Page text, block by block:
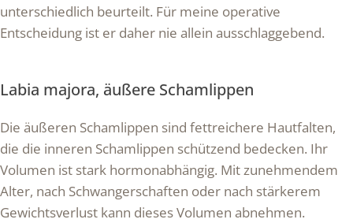
unterschiedlich beurteilt. Für meine operative
Entscheidung ist er daher nie allein ausschlaggebend.
Labia majora, äußere Schamlippen
Die äußeren Schamlippen sind fettreichere Hautfalten,
die die inneren Schamlippen schützend bedecken. Ihr
Volumen ist stark hormonabhängig. Mit zunehmendem
Alter, nach Schwangerschaften oder nach stärkerem
Gewichtsverlust kann dieses Volumen abnehmen.